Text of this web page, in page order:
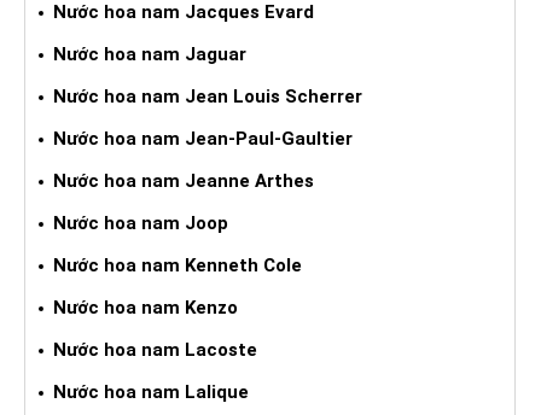
Nước hoa nam Jacques Evard
Nước hoa nam Jaguar
Nước hoa nam Jean Louis Scherrer
Nước hoa nam Jean-Paul-Gaultier
Nước hoa nam Jeanne Arthes
Nước hoa nam Joop
Nước hoa nam Kenneth Cole
Nước hoa nam Kenzo
Nước hoa nam Lacoste
Nước hoa nam Lalique